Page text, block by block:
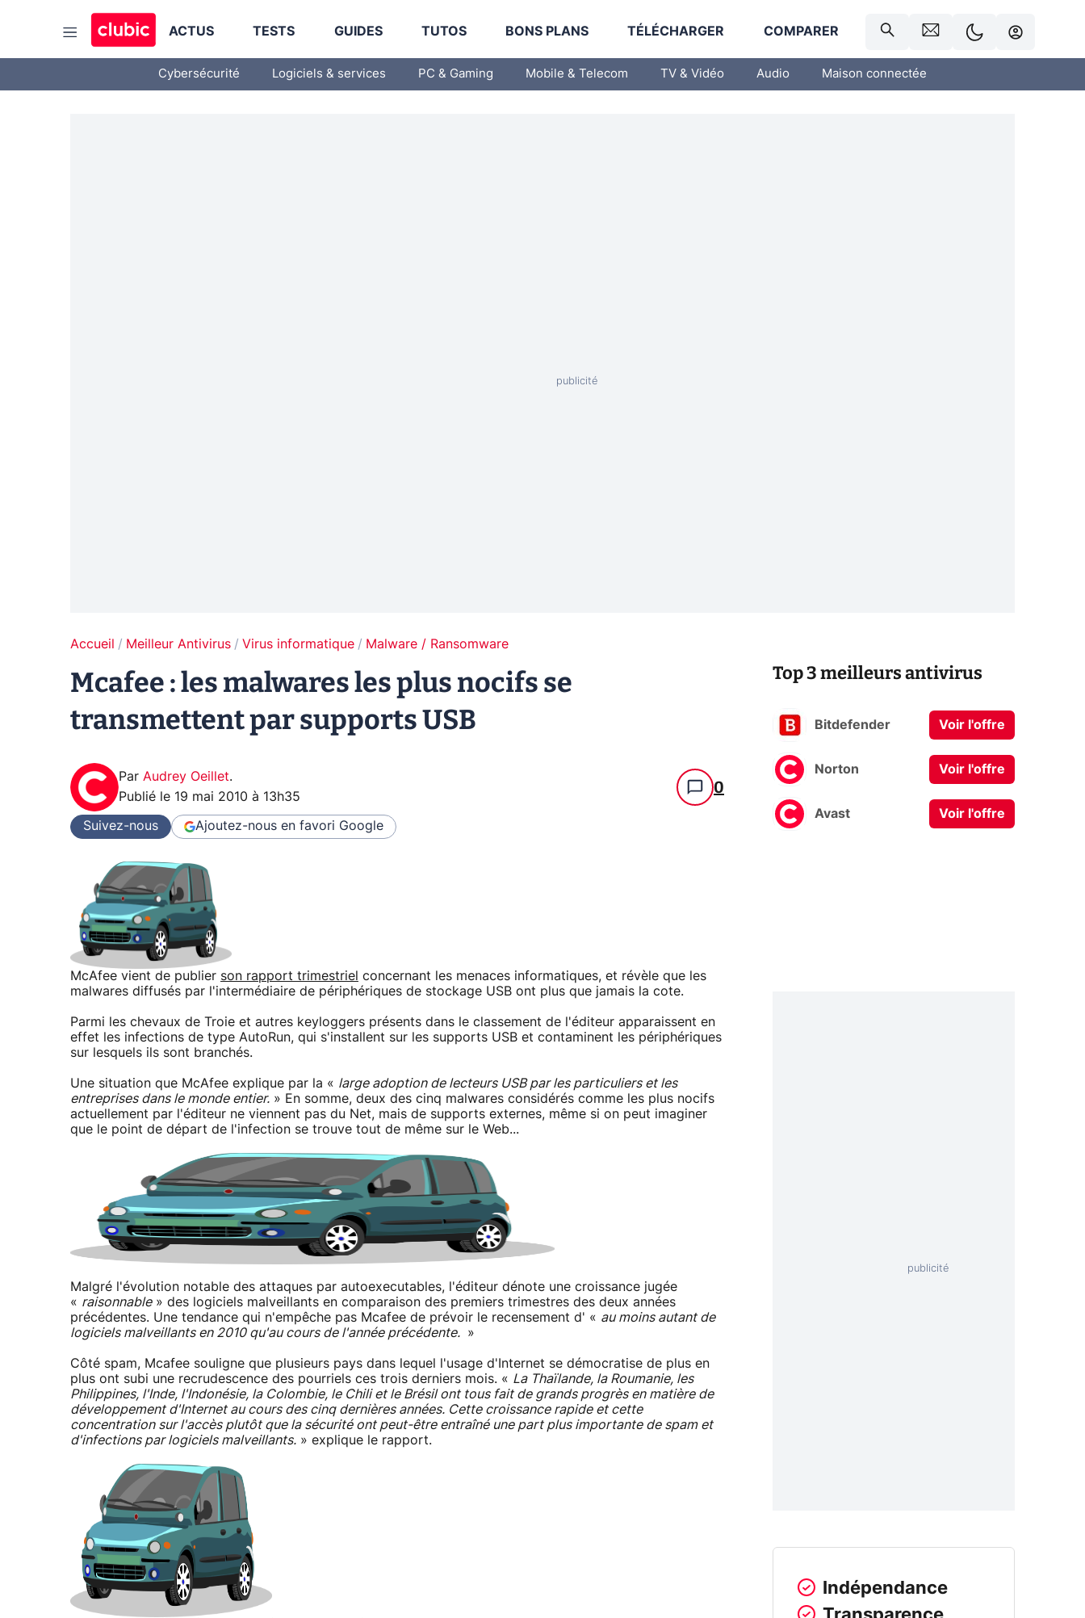
ACTUS TESTS GUIDES TUTOS BONS PLANS TÉLÉCHARGER COMPARER
Cybersécurité Logiciels & services PC & Gaming Mobile & Telecom TV & Vidéo Audio Maison connectée
Accueil Meilleur Antivirus Virus informatique Malware / Ransomware
Mcafee : les malwares les plus nocifs se
transmettent par supports USB
Par Audrey Oeillet.
Publié le 19 mai 2010 à 13h35 0
Suivez-nous Ajoutez-nous en favori Google
McAfee vient de publier son rapport trimestriel concernant les menaces informatiques, et révèle que les
malwares diffusés par l'intermédiaire de périphériques de stockage USB ont plus que jamais la cote.
Parmi les chevaux de Troie et autres keyloggers présents dans le classement de l'éditeur apparaissent en
effet les infections de type AutoRun, qui s'installent sur les supports USB et contaminent les périphériques
sur lesquels ils sont branchés.
Une situation que McAfee explique par la « large adoption de lecteurs USB par les particuliers et les
entreprises dans le monde entier. » En somme, deux des cinq malwares considérés comme les plus nocifs
actuellement par l'éditeur ne viennent pas du Net, mais de supports externes, même si on peut imaginer
que le point de départ de l'infection se trouve tout de même sur le Web...
Malgré l'évolution notable des attaques par autoexecutables, l'éditeur dénote une croissance jugée
« raisonnable» des logiciels malveillants en comparaison des premiers trimestres des deux années
précédentes. Une tendance qui n'empêche pas Mcafee de prévoir le recensement d' « au moins autant de
logiciels malveillants en 2010 qu'au cours de l'année précédente.
»
Côté spam, Mcafee souligne que plusieurs pays dans lequel l'usage d'Internet se démocratise de plus en
plus ont subi une recrudescence des pourriels ces trois derniers mois. « La Thaïlande, la Roumanie, les
Philippines, l'Inde, l'Indonésie, la Colombie, le Chili et le Brésil ont tous fait de grands progrès en matière de
développement d'Internet au cours des cinq dernières années. Cette croissance rapide et cette
concentration sur l'accès plutôt que la sécurité ont peut-être entraîné une part plus importante de spam et
d'infections par logiciels malveillants. » explique le rapport.
Top 3 meilleurs antivirus
Bitdefender Voir l'offre
Norton Voir l'offre
Avast Voir l'offre
Indépendance